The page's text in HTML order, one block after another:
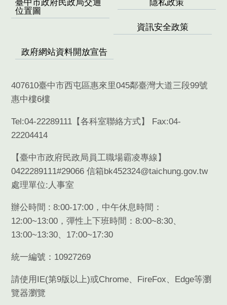
臺中市政府民政局交通
位置圖
隱私政策
資訊安全政策
政府網站資料開放宣告
407610臺中市西屯區惠來里045鄰臺灣大道三段99號
惠中樓6樓
Tel:04-22289111【各科室聯絡方式】 Fax:04-
22204414
【臺中市政府民政局員工職場霸凌專線】
0422289111#29066 信箱bk452324@taichung.gov.tw
處理單位:人事室
辦公時間 : 8:00-17:00，中午休息時間：
12:00~13:00，彈性上下班時間：8:00~8:30、
13:00~13:30、17:00~17:30
統一編號：10927269
請使用 IE(第9版以上)或Chrome、 FireFox、 Edge等瀏
覽器瀏覽